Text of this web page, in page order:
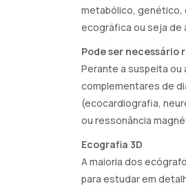
metabólico, genético,
ecográfica ou seja de
Pode ser necessário
Perante a suspeita
complementares de
(ecocardiografia,
ou ressonância
Ecografia 3D
A maioria dos
para estudar em